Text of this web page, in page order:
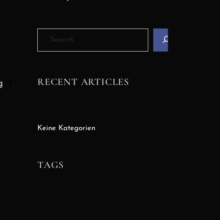
RECENT ARTICLES
Keine Kategorien
TAGS